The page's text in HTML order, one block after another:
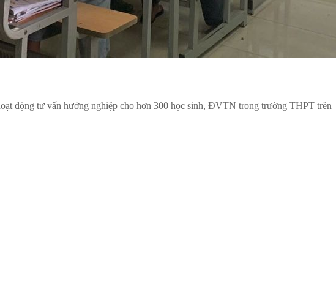
động tư vấn hướng nghiệp cho hơn 300 học sinh, ĐVTN trong trường THPT trên